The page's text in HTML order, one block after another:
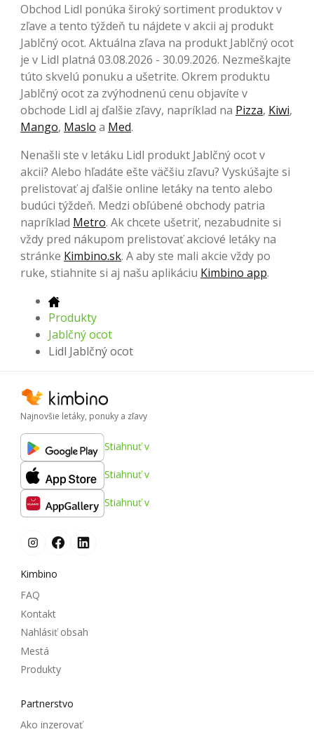
Obchod Lidl ponúka široký sortiment produktov v
zľave a tento týždeň tu nájdete v akcii aj produkt
Jablčný ocot. Aktuálna zľava na produkt Jablčný ocot
je v Lidl platná 03.08.2026 - 30.09.2026. Nezmeškajte
túto skvelú ponuku a ušetrite. Okrem produktu
Jablčný ocot za zvýhodnenú cenu objavíte v
obchode Lidl aj ďalšie zľavy, napríklad na Pizza, Kiwi,
Mango, Maslo a Med.
Nenašli ste v letáku Lidl produkt Jablčný ocot v
akcii? Alebo hľadáte ešte väčšiu zľavu? Vyskúšajte si
prelistovať aj ďalšie online letáky na tento alebo
budúci týždeň. Medzi obľúbené obchody patria
napríklad Metro. Ak chcete ušetriť, nezabudnite si
vždy pred nákupom prelistovať akciové letáky na
stránke Kimbino.sk. A aby ste mali akcie vždy po
ruke, stiahnite si aj našu aplikáciu Kimbino app.
Produkty
Jablčný ocot
Lidl Jablčný ocot
Najnovšie letáky, ponuky a zľavy
Stiahnuť v
Stiahnuť v
Stiahnuť v
Kimbino
FAQ
Kontakt
Nahlásiť obsah
Mestá
Produkty
Partnerstvo
Ako inzerovať